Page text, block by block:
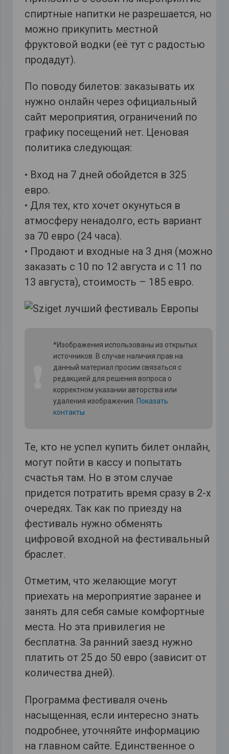
спиртные напитки не разрешается, но
можно прикупить местной
фруктовой водки (её тут с радостью
продадут).
По поводу билетов: заказывать их
нужно онлайн через официальный
сайт мероприятия, ограничений по
графику посещений нет. Ценовая
политика следующая:
• Вход на 7 дней обойдется в 325
евро.
• Для тех, кто хочет окунуться в
атмосферу ненадолго, есть вариант
за 70 евро (24 часа).
• Продают и входные на 3 дня (можно
заказать с 10 по 12 августа и с 11 по
13 августа), стоимость – 185 евро.
*Изображения использованы из открытых
источников. В случае наличия прав на
данный материал просим связаться с
редакцией для решения вопроса о
корректном указании авторства или
удаления изображения. Показать
контакты
Те, кто не успел купить билет онлайн,
могут пойти в кассу и попытать
счастья там. Но в этом случае
придется потратить время сразу в 2-х
очередях. Так как по приезду на
фестиваль нужно обменять
цифровой входной на фестивальный
браслет.
Отметим, что желающие могут
приехать на мероприятие заранее и
занять для себя самые комфортные
места. Но эта привилегия не
бесплатна. За ранний заезд нужно
платить от 25 до 50 евро (зависит от
количества дней).
Программа фестиваля очень
насыщенная, если интересно знать
подробнее, уточняйте информацию
на главном сайте. Единственное о